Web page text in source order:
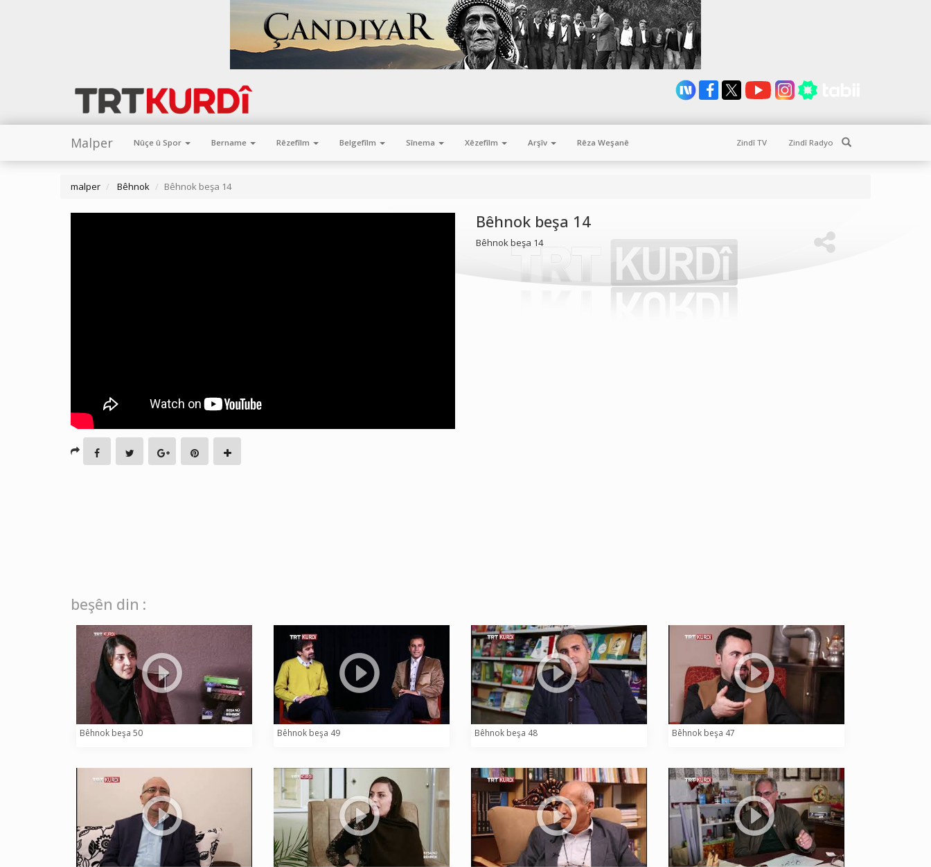
Malper Nûçe û Spor Bername Rêzefîlm Belgefîlm Sînema Xêzefîlm Arşîv Rêza Weşanê Zindî TV Zindî Radyo
malper Bêhnok Bêhnok beşa 14
Bêhnok beşa 14
Bêhnok beşa 14
beşên din :
Bêhnok beşa 50 Bêhnok beşa 49 Bêhnok beşa 48 Bêhnok beşa 47